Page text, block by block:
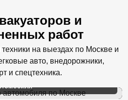
и
работ
на выездах по Москве и
авто, внедорожники,
и спецтехника.